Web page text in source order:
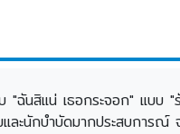
ฉันสิแน่ เธอกระจอก" แบบ "
ะนักบำบัดมากประสบการณ์